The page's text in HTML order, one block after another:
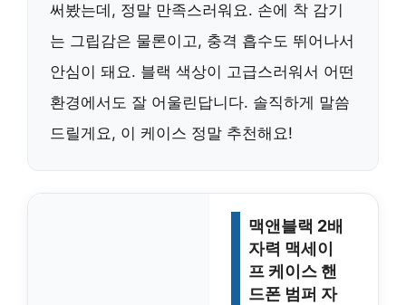
써봤는데, 정말 만족스러워요. 손에 착 감기
는 그립감은 물론이고, 충격 흡수도 뛰어나서
안심이 돼요. 블랙 색상이 고급스러워서 어떤
환경에서도 잘 어울린답니다. 솔직하게 말씀
드릴게요, 이 케이스 정말 추천해요!
맥앤블랙 2배
자력 맥세이
프 케이스 핸
드폰 범퍼 자